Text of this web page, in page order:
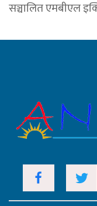
सञ्चालित एमबीएल